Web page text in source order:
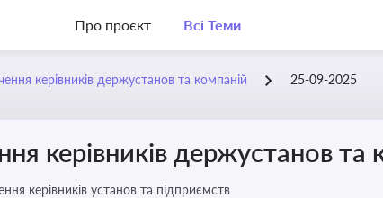
Про проєкт Всі Теми
керівників держустанов та компаній 25-09-2025
керівників держустанов та
керівників установ та підприємств